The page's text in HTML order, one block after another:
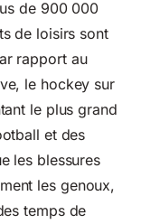
de 900 000
de loisirs sont
rapport au
le hockey sur
le plus grand
et des
les blessures
les genoux,
temps de